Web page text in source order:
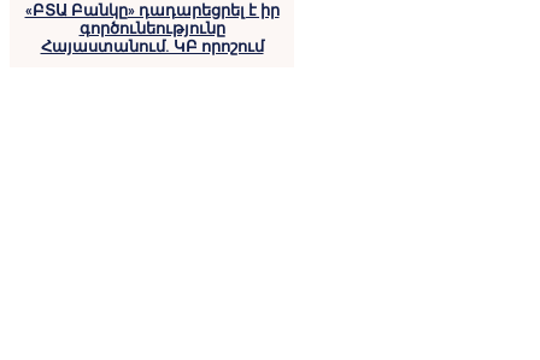
«ԲՏԱ Բանկը» դադարեցրել է իր
գործունեությունը
Հայաստանում. ԿԲ որոշում